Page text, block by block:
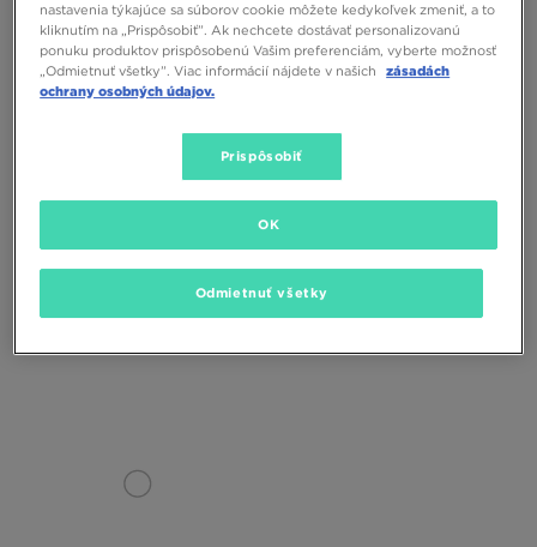
nastavenia týkajúce sa súborov cookie môžete kedykoľvek zmeniť, a to
kliknutím na „Prispôsobiť”. Ak nechcete dostávať personalizovanú
ponuku produktov prispôsobenú Vašim preferenciám, vyberte možnosť
„Odmietnuť všetky”. Viac informácií nájdete v našich
zásadách
ochrany osobných údajov.
Prispôsobiť
Odmietnuť všetky
OK